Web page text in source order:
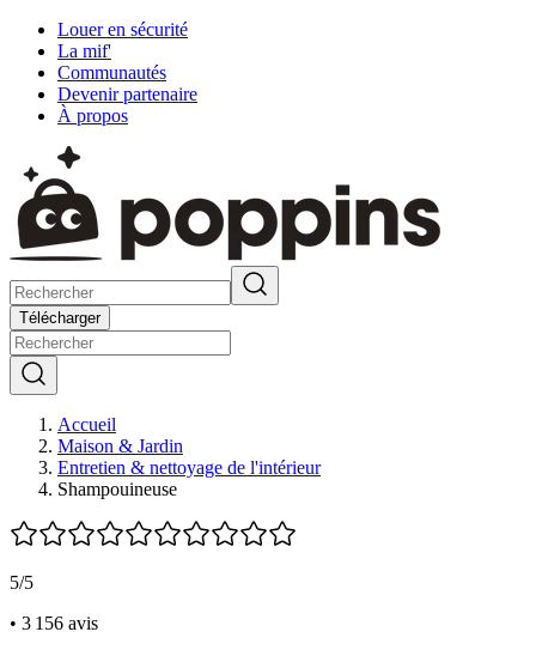
Louer en sécurité
La mif'
Communautés
Devenir partenaire
À propos
Télécharger
Accueil
Maison & Jardin
Entretien & nettoyage de l'intérieur
Shampouineuse
5/5
• 3 156 avis